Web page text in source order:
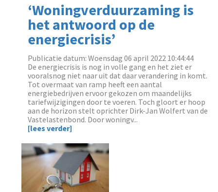
‘Woningverduurzaming is
het antwoord op de
energiecrisis’
Publicatie datum: Woensdag 06 april 2022 10:44:44
‌De energiecrisis is nog in volle gang en het ziet er
vooralsnog niet naar uit dat daar verandering in komt.
Tot overmaat van ramp heeft een aantal
energiebedrijven ervoor gekozen om maandelijks
tariefwijzigingen door te voeren. Toch gloort er hoop
aan de horizon stelt oprichter Dirk-Jan Wolfert van de
Vastelastenbond. Door woningv...
[lees verder]